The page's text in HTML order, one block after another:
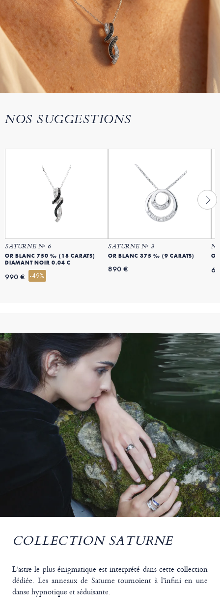
NOS SUGGESTIONS
SATURNE Nº 6
OR BLANC 750 ‰ (18 CARATS)
DIAMANT NOIR 0.04 C
990 € -49%
SATURNE Nº 3
OR BLANC 375 ‰ (9 CARATS)
890 €
COLLECTION SATURNE
L’astre le plus énigmatique est interprété dans cette collection
dédiée. Les anneaux de Saturne tournoient à l’infini en une
danse hypnotique et séduisante.